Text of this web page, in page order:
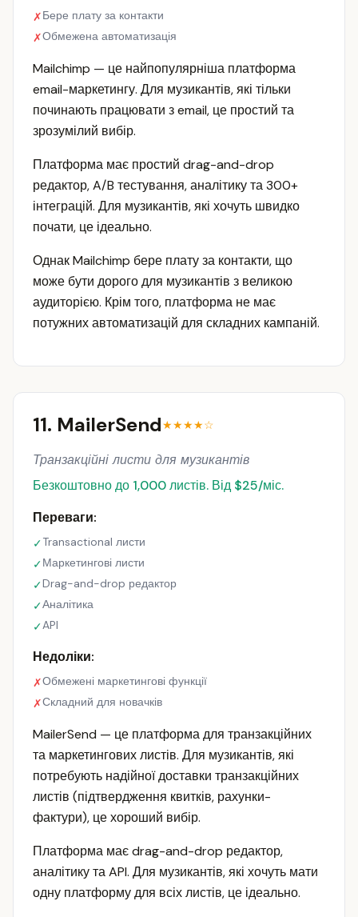
✗Бере плату за контакти
✗Обмежена автоматизація
Mailchimp — це найпопулярніша платформа
email-маркетингу. Для музикантів, які тільки
починають працювати з email, це простий та
зрозумілий вибір.
Платформа має простий drag-and-drop
редактор, A/B тестування, аналітику та 300+
інтеграцій. Для музикантів, які хочуть швидко
почати, це ідеально.
Однак Mailchimp бере плату за контакти, що
може бути дорого для музикантів з великою
аудиторією. Крім того, платформа не має
потужних автоматизацій для складних кампаній.
11. MailerSend★★★★☆
Транзакційні листи для музикантів
Безкоштовно до 1,000 листів. Від $25/міс.
Переваги:
✓Transactional листи
✓Маркетингові листи
✓Drag-and-drop редактор
✓Аналітика
✓API
Недоліки:
✗Обмежені маркетингові функції
✗Складний для новачків
MailerSend — це платформа для транзакційних
та маркетингових листів. Для музикантів, які
потребують надійної доставки транзакційних
листів (підтвердження квитків, рахунки-
фактури), це хороший вибір.
Платформа має drag-and-drop редактор,
аналітику та API. Для музикантів, які хочуть мати
одну платформу для всіх листів, це ідеально.